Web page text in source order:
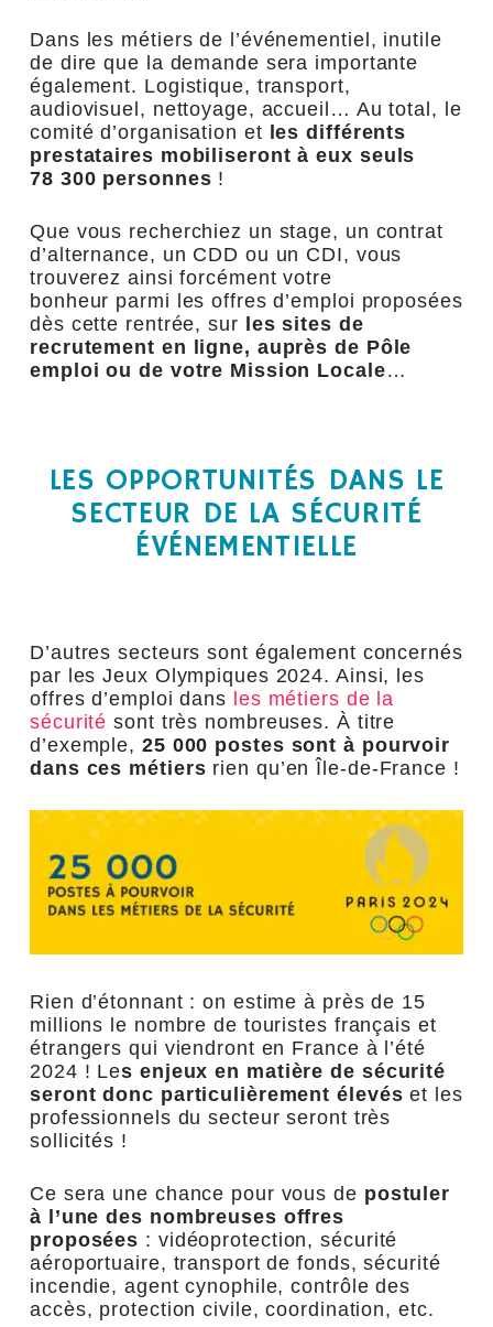
Dans les métiers de l’événementiel, inutile
de dire que la demande sera importante
également. Logistique, transport,
audiovisuel, nettoyage, accueil… Au total, le
comité d’organisation et les différents
prestataires mobiliseront à eux seuls
78 300 personnes !
Que vous recherchiez un stage, un contrat
d’alternance, un CDD ou un CDI, vous
trouverez ainsi forcément votre
bonheur parmi les offres d’emploi proposées
dès cette rentrée, sur
les sites de
recrutement en ligne, auprès de Pôle
emploi ou de votre Mission Locale…
LES OPPORTUNITÉS DANS LE
SECTEUR DE LA SÉCURITÉ
ÉVÉNEMENTIELLE
D’autres secteurs sont également concernés
par les Jeux Olympiques 2024. Ainsi, les
offres d’emploi dans les métiers de la
sécurité sont très nombreuses. À titre
d’exemple, 25 000 postes sont à pourvoir
dans ces métiers rien qu’en Île-de-France !
Rien d’étonnant : on estime à près de 15
millions le nombre de touristes français et
étrangers qui viendront en France à l’été
2024 ! Les enjeux en matière de sécurité
seront donc particulièrement élevés et les
professionnels du secteur seront très
sollicités !
Ce sera une chance pour vous de postuler
à l’une des nombreuses offres
proposées : vidéoprotection, sécurité
aéroportuaire, transport de fonds, sécurité
incendie, agent cynophile, contrôle des
accès, protection civile, coordination, etc.